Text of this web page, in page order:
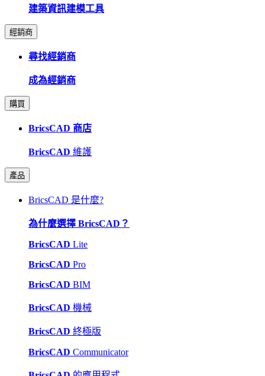
建築資訊建模工具
經銷商
尋找經銷商
成為經銷商
購買
BricsCAD 商店
BricsCAD 維護
產品
BricsCAD 是什麼?
為什麼選擇 BricsCAD？
BricsCAD Lite
BricsCAD Pro
BricsCAD BIM
BricsCAD 機械
BricsCAD 終極版
BricsCAD Communicator